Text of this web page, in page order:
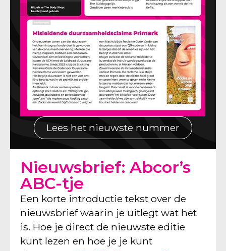
Lees het nieuwste nummer
Nieuwsbrief: Abcor’s
ABC-tje
Een korte introductie tekst over de
nieuwsbrief waarin je uitlegt wat het
is. Hoe je direct de nieuwste editie
kunt lezen en hoe je je kunt